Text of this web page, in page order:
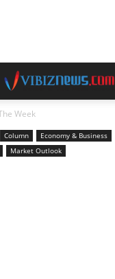
Week
Column
Economy & Business
Market Outlook